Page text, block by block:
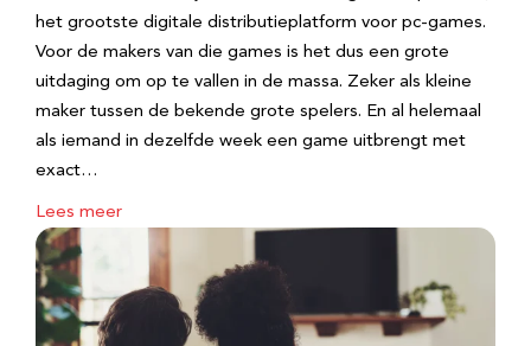
het grootste digitale distributieplatform voor pc-games.
Voor de makers van die games is het dus een grote
uitdaging om op te vallen in de massa. Zeker als kleine
maker tussen de bekende grote spelers. En al helemaal
als iemand in dezelfde week een game uitbrengt met
exact…
Lees meer